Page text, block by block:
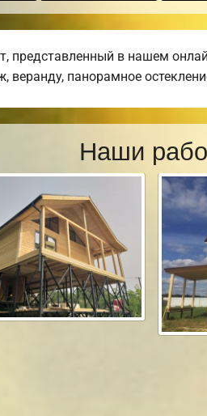
в нашем
веранду, панорамное
Наши